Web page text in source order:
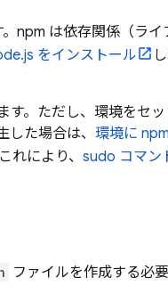
npm は依存関係（ライ
をインストール
す。ただし、環境をセッ
た場合は、 環境に
れにより、 sudo コマン
ファイルを作成する必